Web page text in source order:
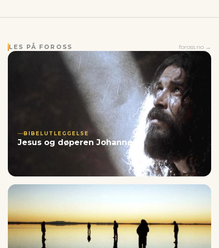
LES PÅ FOROSS foross.no →
BIBELUTLEGGELSE
Jesus og døperen Johannes